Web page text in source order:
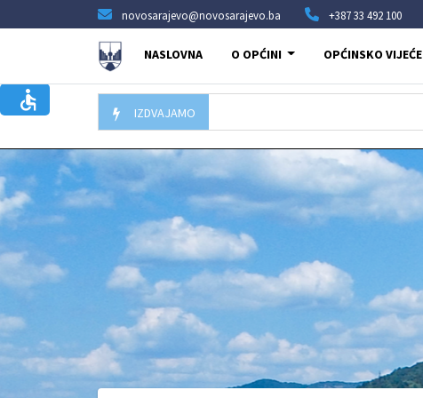
novosarajevo@novosarajevo.ba +387 33 492 100
NASLOVNA O OPĆINI OPĆINSKO VIJEĆE
IZDVAJAMO